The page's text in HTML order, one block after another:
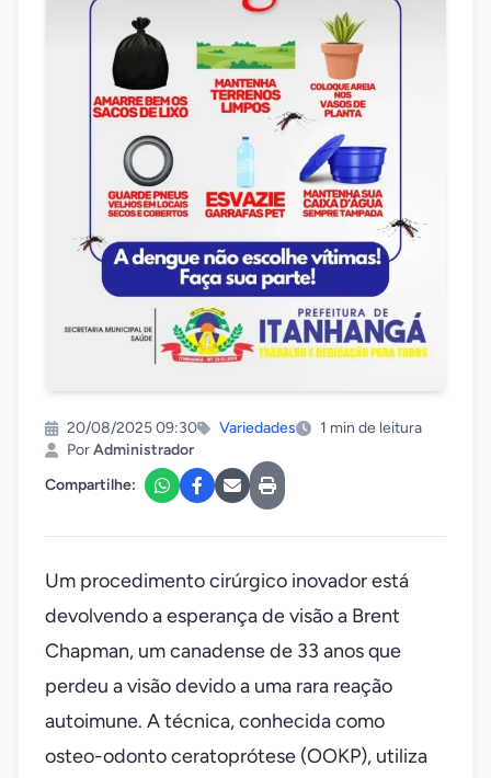
20/08/2025 09:30 Variedades
1 min de leitura
PorAdministrador
Compartilhe:
Um procedimento cirúrgico inovador está
devolvendo a esperança de visão a Brent
Chapman, um canadense de 33 anos que
perdeu a visão devido a uma rara reação
autoimune. A técnica, conhecida como
osteo-odonto ceratoprótese (OOKP), utiliza